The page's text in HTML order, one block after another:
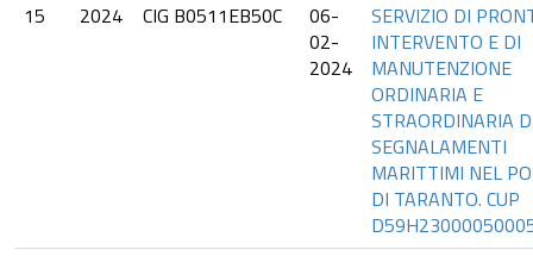
15
2024 CIG B0511EB50C
06-
02-
2024
SERVIZIO DI
INTERVENTO E DI
MANUTENZIONE
ORDINARIA E
STRAORDINARIA
SEGNALAMENTI
MARITTIMI NEL
DI TARANTO. CUP